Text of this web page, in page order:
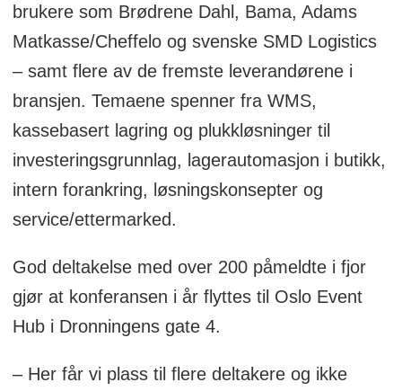
brukere som Brødrene Dahl, Bama, Adams
Matkasse/Cheffelo og svenske SMD Logistics
– samt flere av de fremste leverandørene i
bransjen. Temaene spenner fra WMS,
kassebasert lagring og plukkløsninger til
investeringsgrunnlag, lagerautomasjon i butikk,
intern forankring, løsningskonsepter og
service/ettermarked.
God deltakelse med over 200 påmeldte i fjor
gjør at konferansen i år flyttes til Oslo Event
Hub i Dronningens gate 4.
– Her får vi plass til flere deltakere og ikke